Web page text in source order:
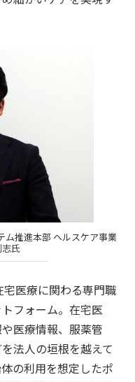
ム推進本部 ヘルスケア事業
氏
医療に関わる専門職
フォーム。在宅医
医療情報、服薬管
法人の垣根を越えて
の利用を想定したポ